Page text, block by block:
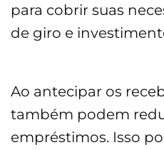
para cobrir suas
de giro e
Ao antecipar os
também podem
empréstimos. Isso